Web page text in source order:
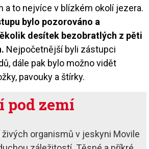
a to nejvíce v blízkém okolí jezera.
bylo pozorováno a
desítek bezobratlých z pěti
Nejpočetnější byli zástupci
dále pak bylo možno vidět
pavouky a štírky.
pod zemí
organismů v jeskyni Movile